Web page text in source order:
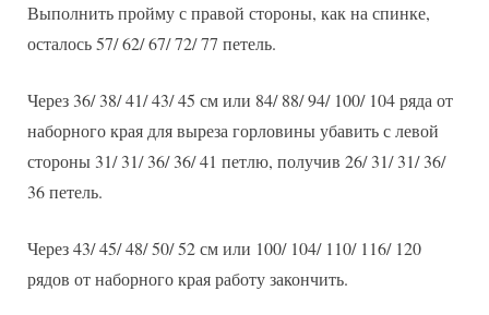
Выполнить пройму с правой стороны, как на спинке,
осталось 57/ 62/ 67/ 72/ 77 петель.
Через 36/ 38/ 41/ 43/ 45 см или 84/ 88/ 94/ 100/ 104 ряда от
наборного края для выреза горловины убавить с левой
стороны 31/ 31/ 36/ 36/ 41 петлю, получив 26/ 31/ 31/ 36/
36 петель.
Через 43/ 45/ 48/ 50/ 52 см или 100/ 104/ 110/ 116/ 120
рядов от наборного края работу закончить.